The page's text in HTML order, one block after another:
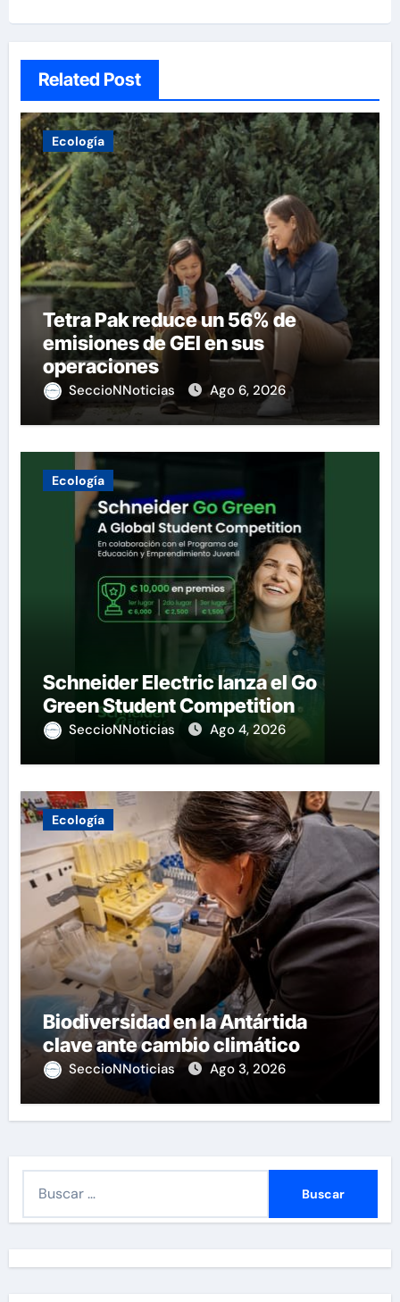
Related Post
Ecología
Tetra Pak reduce un 56% de
emisiones de GEI en sus
operaciones
SeccioNNoticias Ago 6, 2026
Ecología
Schneider Electric lanza el Go
Green Student Competition
SeccioNNoticias Ago 4, 2026
Ecología
Biodiversidad en la Antártida
clave ante cambio climático
SeccioNNoticias Ago 3, 2026